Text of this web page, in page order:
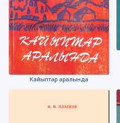
Кайыптар аралында